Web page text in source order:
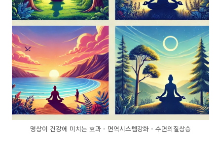
명상이 건강에 미치는 효과 - 면역시스템강화 - 수면의질상승